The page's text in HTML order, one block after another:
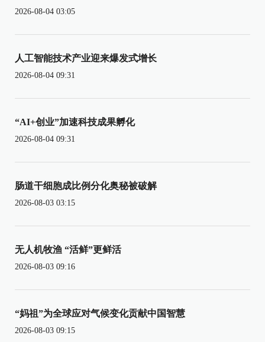
2026-08-04 03:05
人工智能技术产业迎来爆发式增长
2026-08-04 09:31
“AI+创业”加速科技成果孵化
2026-08-04 09:31
肠道干细胞成比例分化奥秘被破解
2026-08-03 03:15
无人机牧渔 “活鲜”更鲜活
2026-08-03 09:16
“妈祖”为全球应对气候变化贡献中国智慧
2026-08-03 09:15